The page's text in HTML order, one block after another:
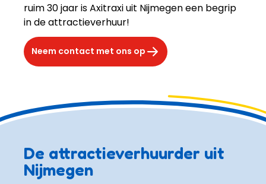
ruim 30 jaar is Axitraxi uit Nijmegen een begrip
in de attractieverhuur!
Neem contact met ons op
De attractieverhuurder uit
Nijmegen